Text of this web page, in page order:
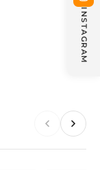
INSTAGRAM